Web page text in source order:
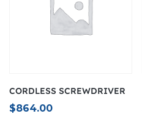
CORDLESS SCREWDRIVER
$864.00